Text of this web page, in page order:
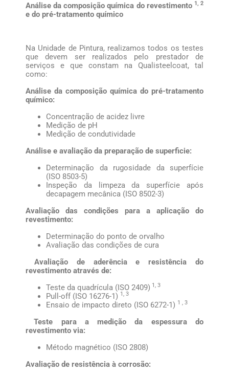
Análise da composição química do revestimento 1, 2
e do pré-tratamento químico
Na Unidade de Pintura, realizamos todos os testes
que devem ser realizados pelo prestador de
serviços e que constam na Qualisteelcoat, tal
como:
Análise da composição química do pré-tratamento
químico:
Concentração de acidez livre
Medição de pH
Medição de condutividade
Análise e avaliação da preparação de superficie:
Determinação da rugosidade da superfície
(ISO 8503-5)
Inspeção da limpeza da superfície após
decapagem mecânica (ISO 8502-3)
Avaliação das condições para a aplicação do
revestimento:
Determinação do ponto de orvalho
Avaliação das condições de cura
Avaliação de aderência e resistência do
revestimento através de:
Teste da quadrícula (ISO 2409) 1, 3
Pull-off (ISO 16276-1) 1, 3
Ensaio de impacto direto (ISO 6272-1) 1 , 3
Teste para a medição da espessura do
revestimento via:
Método magnético (ISO 2808)
Avaliação de resistência à corrosão: